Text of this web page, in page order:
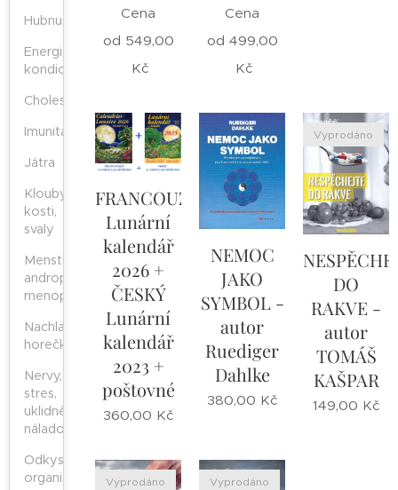
Hubnutí
Energie,
kondice
Cholesterol
Imunita
Játra
Klouby,
kosti,
svaly
Menstruace,
andropauza,
menopauza
Nachlazení,
horečka
Nervy,
stres,
uklidnění,
náladovost
Odkyselení
organismu
Cena
od 549,00
Kč
Cena
od 499,00
Kč
FRANCOUZSKÝ
Lunární
kalendář
2026 +
ČESKÝ
Lunární
kalendář
2023 +
poštovné
360,00 Kč
NEMOC
JAKO
SYMBOL -
autor
Ruediger
Dahlke
380,00 Kč
DO
RAKVE -
autor
TOMÁŠ
KAŠPAR
Vyprodáno
149,00 Kč
Vyprodáno Vyprodáno